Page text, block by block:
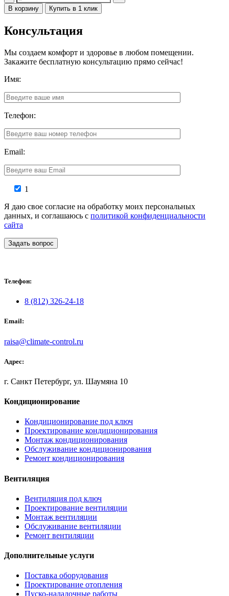
В корзину Купить в 1 клик
Консультация
Мы создаем комфорт и здоровье в любом помещении.
Закажите бесплатную консультацию прямо сейчас!
Имя:
Телефон:
Email:
1
Я даю свое согласие на обработку моих персональных
данных, и соглашаюсь с политикой конфиденциальности
сайта
Задать вопрос
Телефон:
8 (812) 326-24-18
Email:
raisa@climate-control.ru
Адрес:
г. Санкт Петербург, ул. Шаумяна 10
Кондиционирование
Кондиционирование под ключ
Проектирование кондиционирования
Монтаж кондиционирования
Обслуживание кондиционирования
Ремонт кондиционирования
Вентиляция
Вентиляция под ключ
Проектирование вентиляции
Монтаж вентиляции
Обслуживание вентиляции
Ремонт вентиляции
Дополнительные услуги
Поставка оборудования
Проектирование отопления
Пуско-наладочные работы